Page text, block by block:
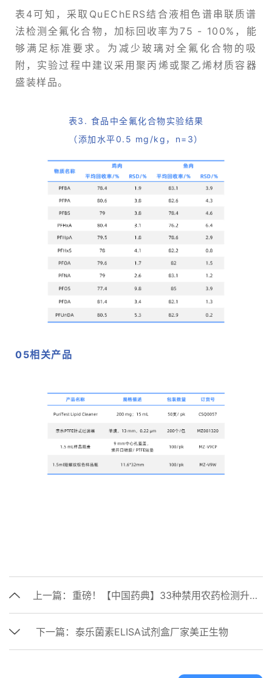
表4可知，采取QuEChERS结合液相色谱串联质谱
法检测全氟化合物，加标回收率为75 - 100%，能
够满足标准要求。为减少玻璃对全氟化合物的吸
附，实验过程中建议采用聚丙烯或聚乙烯材质容器
盛装样品。
表3. 食品中全氟化合物实验结果
（添加水平0.5 mg/kg，n=3）
05相关产品
上一篇： 重磅！【中国药典】33种禁用农药检测升至47种！
下一篇： 泰乐菌素ELISA试剂盒厂家美正生物